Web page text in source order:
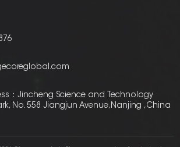
：Jincheng Science and Technology
No. 558 Jiangjun Avenue,Nanjing ,China